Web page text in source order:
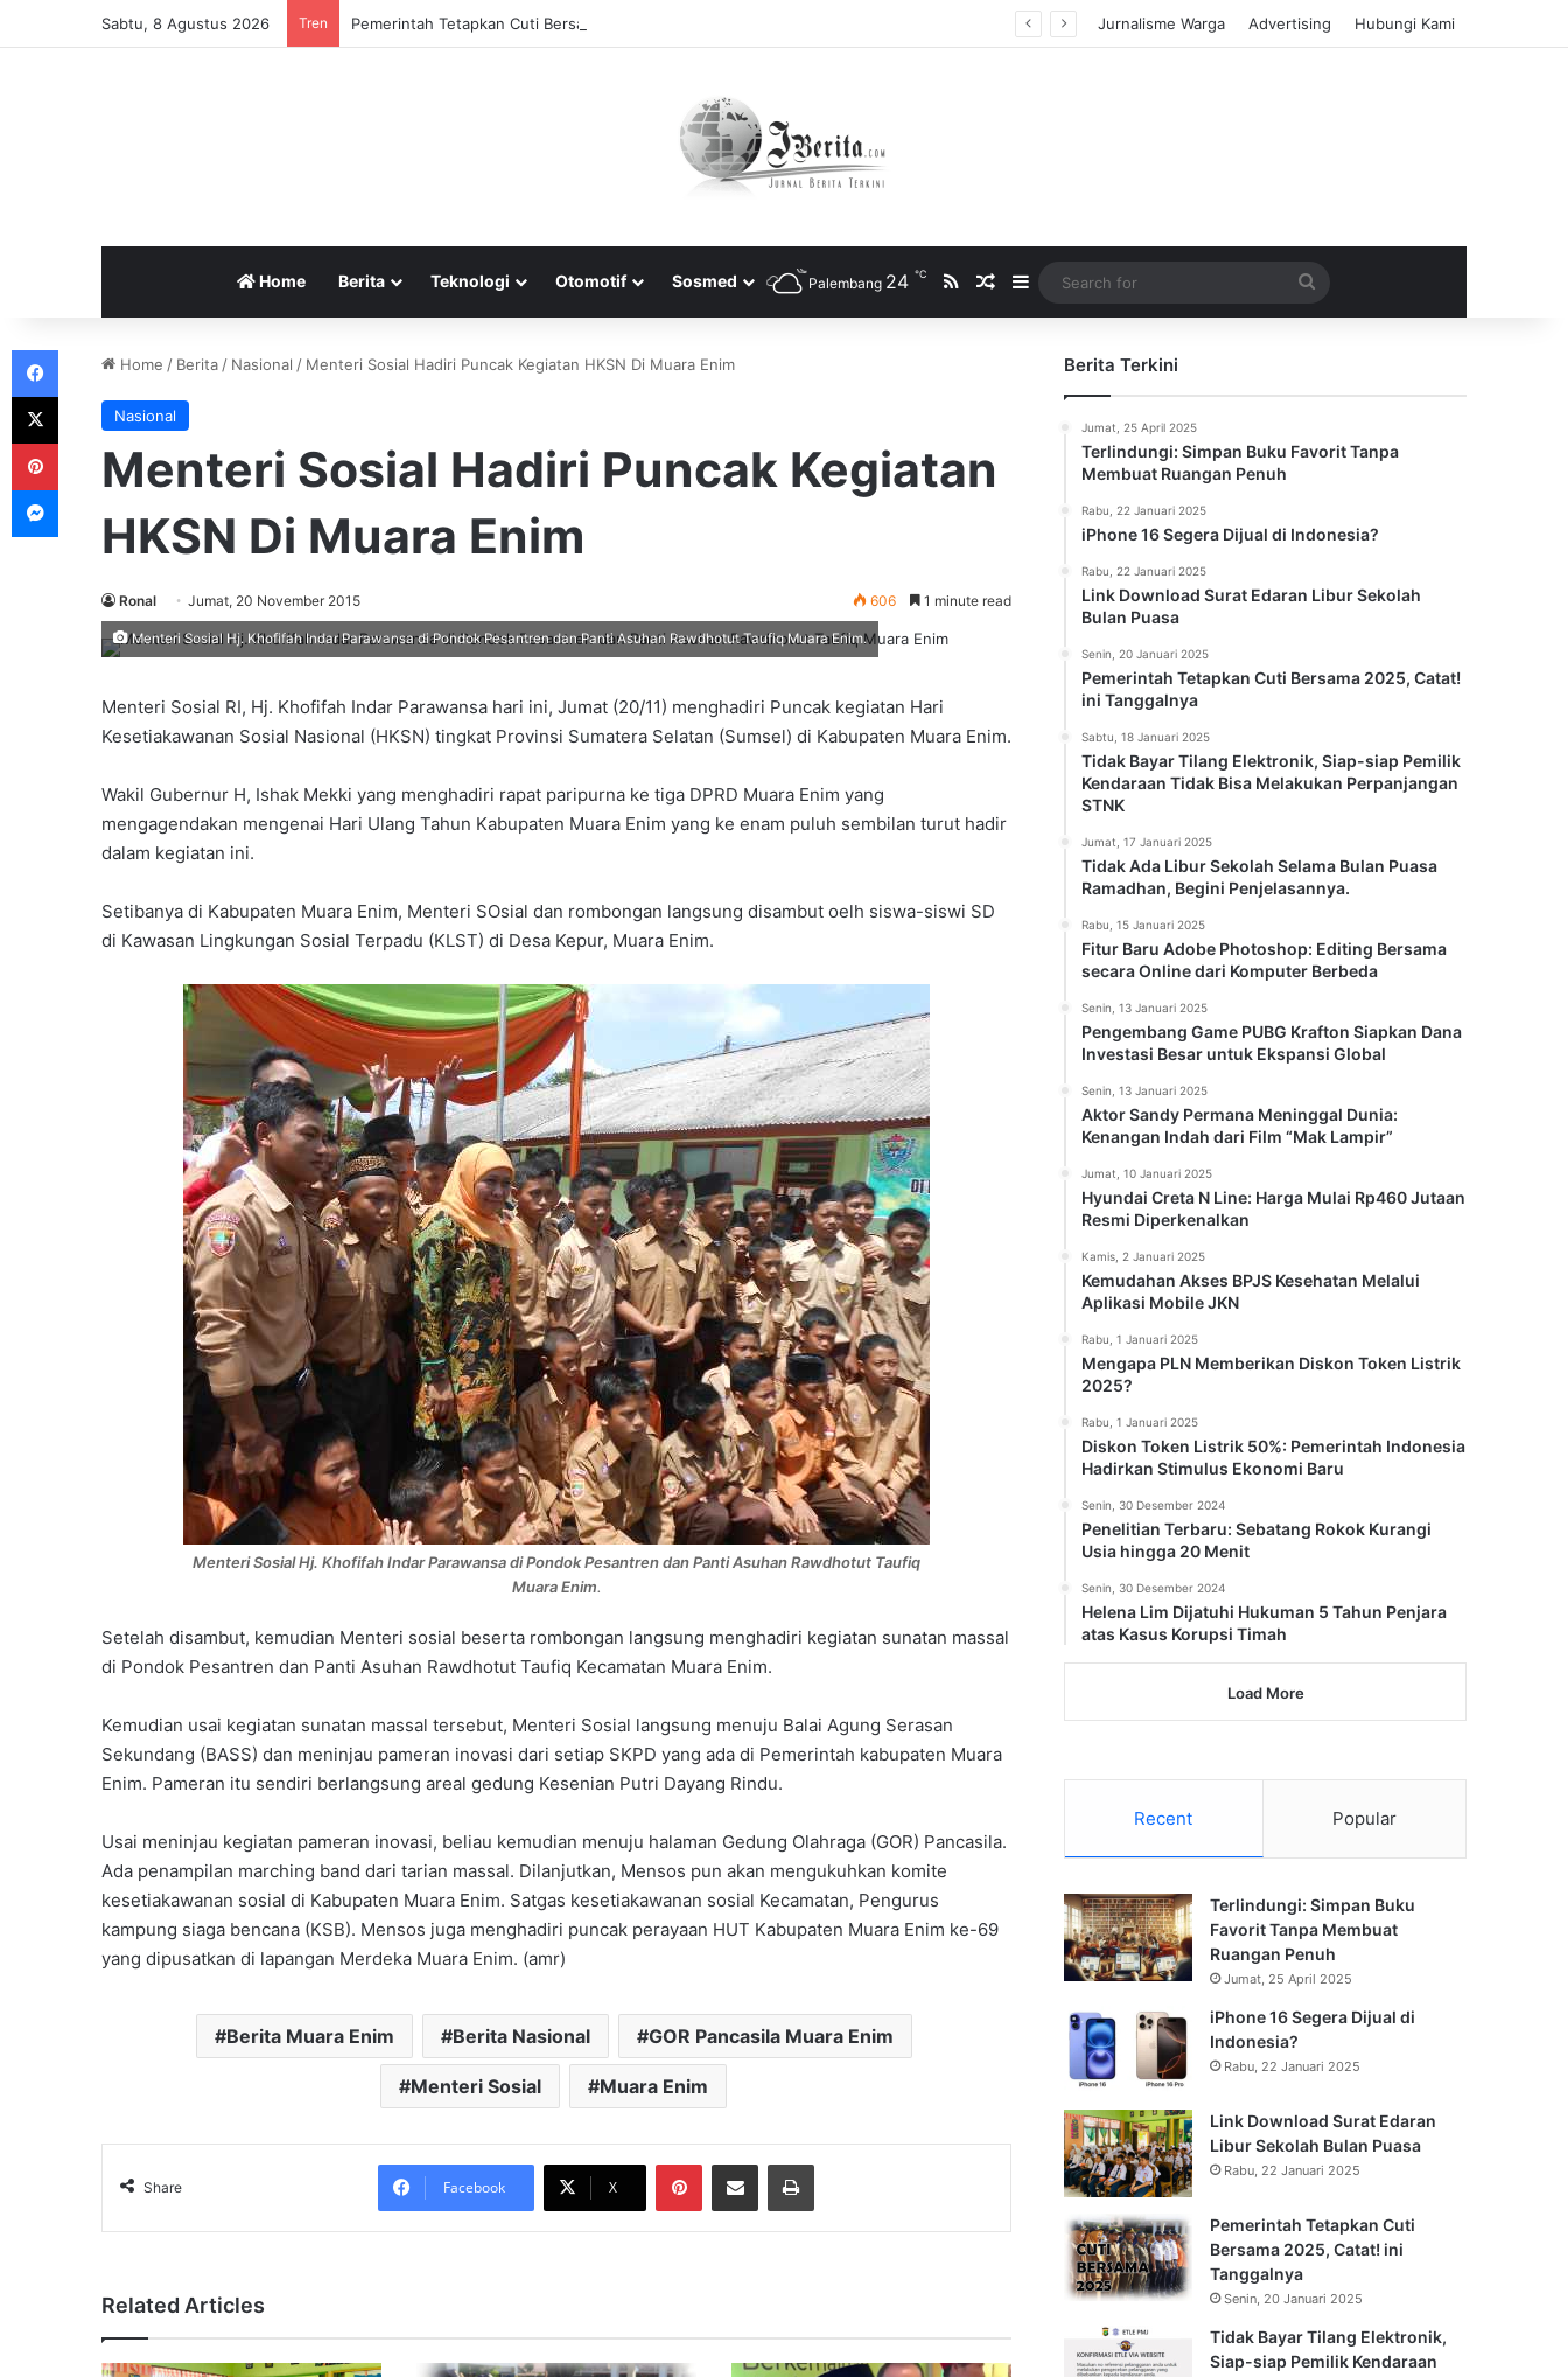
Sabtu, 8 Agustus 2026 Tren Pemerintah Tetapkan Cuti Bersama 2025, Catat! ini Tanggalnya Jurnalisme Warga Advertising Hubungi Kami
Home Berita Teknologi Otomotif Sosmed Palembang 24 ℃ RSSRandom Article
Sidebar
for
Home / Berita / Nasional / Menteri Sosial Hadiri Puncak Kegiatan HKSN Di Muara Enim
Nasional
Menteri Sosial Hadiri Puncak Kegiatan
HKSN Di Muara Enim
Ronal Jumat, 20 November 2015 606 1 minute read
Menteri Sosial Hj. Khofifah Indar Parawansa di Pondok Pesantren dan Panti Asuhan Rawdhotut Taufiq Muara Enim.
Menteri Sosial RI, Hj. Khofifah Indar Parawansa hari ini, Jumat (20/11) menghadiri Puncak kegiatan Hari
Kesetiakawanan Sosial Nasional (HKSN) tingkat Provinsi Sumatera Selatan (Sumsel) di Kabupaten Muara Enim.
Wakil Gubernur H, Ishak Mekki yang menghadiri rapat paripurna ke tiga DPRD Muara Enim yang
mengagendakan mengenai Hari Ulang Tahun Kabupaten Muara Enim yang ke enam puluh sembilan turut hadir
dalam kegiatan ini.
Setibanya di Kabupaten Muara Enim, Menteri SOsial dan rombongan langsung disambut oelh siswa-siswi SD
di Kawasan Lingkungan Sosial Terpadu (KLST) di Desa Kepur, Muara Enim.
Menteri Sosial Hj. Khofifah Indar Parawansa di Pondok Pesantren dan Panti Asuhan Rawdhotut Taufiq
Muara Enim.
Setelah disambut, kemudian Menteri sosial beserta rombongan langsung menghadiri kegiatan sunatan massal
di Pondok Pesantren dan Panti Asuhan Rawdhotut Taufiq Kecamatan Muara Enim.
Kemudian usai kegiatan sunatan massal tersebut, Menteri Sosial langsung menuju Balai Agung Serasan
Sekundang (BASS) dan meninjau pameran inovasi dari setiap SKPD yang ada di Pemerintah kabupaten Muara
Enim. Pameran itu sendiri berlangsung areal gedung Kesenian Putri Dayang Rindu.
Usai meninjau kegiatan pameran inovasi, beliau kemudian menuju halaman Gedung Olahraga (GOR) Pancasila.
Ada penampilan marching band dari tarian massal. Dilanjutkan, Mensos pun akan mengukuhkan komite
kesetiakawanan sosial di Kabupaten Muara Enim. Satgas kesetiakawanan sosial Kecamatan, Pengurus
kampung siaga bencana (KSB). Mensos juga menghadiri puncak perayaan HUT Kabupaten Muara Enim ke-69
yang dipusatkan di lapangan Merdeka Muara Enim. (amr)
Berita Muara Enim Berita Nasional GOR Pancasila Muara Enim
Menteri Sosial Muara Enim
Share Facebook X
PinterestShare via Email Print
Related Articles
Berita Terkini
Jumat, 25 April 2025
Terlindungi: Simpan Buku Favorit Tanpa
Membuat Ruangan Penuh
Rabu, 22 Januari 2025
iPhone 16 Segera Dijual di Indonesia?
Rabu, 22 Januari 2025
Link Download Surat Edaran Libur Sekolah
Bulan Puasa
Senin, 20 Januari 2025
Pemerintah Tetapkan Cuti Bersama 2025, Catat!
ini Tanggalnya
Sabtu, 18 Januari 2025
Tidak Bayar Tilang Elektronik, Siap-siap Pemilik
Kendaraan Tidak Bisa Melakukan Perpanjangan
STNK
Jumat, 17 Januari 2025
Tidak Ada Libur Sekolah Selama Bulan Puasa
Ramadhan, Begini Penjelasannya.
Rabu, 15 Januari 2025
Fitur Baru Adobe Photoshop: Editing Bersama
secara Online dari Komputer Berbeda
Senin, 13 Januari 2025
Pengembang Game PUBG Krafton Siapkan Dana
Investasi Besar untuk Ekspansi Global
Senin, 13 Januari 2025
Aktor Sandy Permana Meninggal Dunia:
Kenangan Indah dari Film “Mak Lampir”
Jumat, 10 Januari 2025
Hyundai Creta N Line: Harga Mulai Rp460 Jutaan
Resmi Diperkenalkan
Kamis, 2 Januari 2025
Kemudahan Akses BPJS Kesehatan Melalui
Aplikasi Mobile JKN
Rabu, 1 Januari 2025
Mengapa PLN Memberikan Diskon Token Listrik
2025?
Rabu, 1 Januari 2025
Diskon Token Listrik 50%: Pemerintah Indonesia
Hadirkan Stimulus Ekonomi Baru
Senin, 30 Desember 2024
Penelitian Terbaru: Sebatang Rokok Kurangi
Usia hingga 20 Menit
Senin, 30 Desember 2024
Helena Lim Dijatuhi Hukuman 5 Tahun Penjara
atas Kasus Korupsi Timah
Load More
Recent Popular
Terlindungi: Simpan Buku
Favorit Tanpa Membuat
Ruangan Penuh
Jumat, 25 April 2025
iPhone 16 Segera Dijual di
Indonesia?
Rabu, 22 Januari 2025
Link Download Surat Edaran
Libur Sekolah Bulan Puasa
Rabu, 22 Januari 2025
Pemerintah Tetapkan Cuti
Bersama 2025, Catat! ini
Tanggalnya
Senin, 20 Januari 2025
Tidak Bayar Tilang Elektronik,
Siap-siap Pemilik Kendaraan
Facebook
X
Pinterest
Messenger